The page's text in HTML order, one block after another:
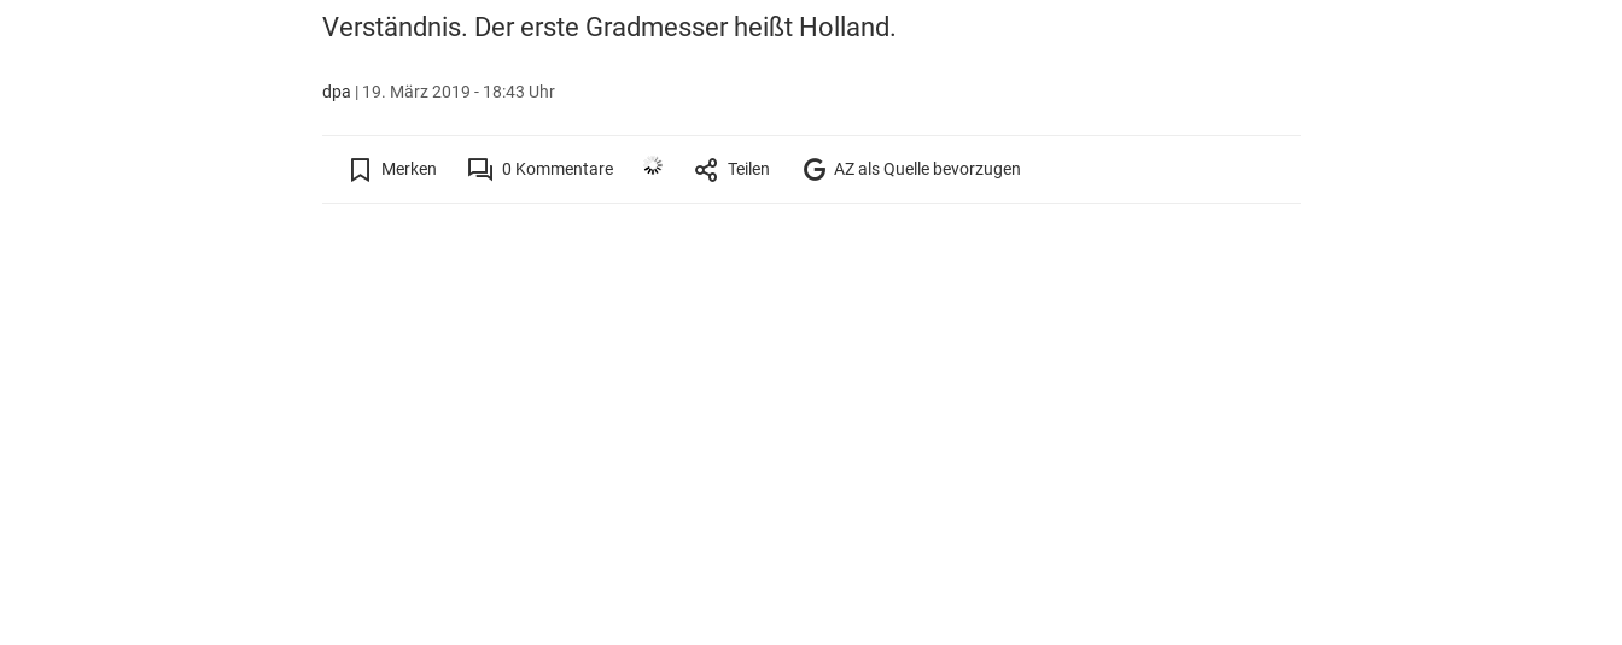
Verständnis. Der erste Gradmesser heißt Holland.
dpa | 19. März 2019 - 18:43 Uhr
Merken 0 Kommentare Teilen AZ als Quelle bevorzugen